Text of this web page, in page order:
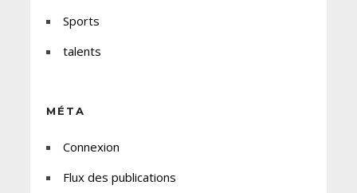
Sports
talents
MÉTA
Connexion
Flux des publications